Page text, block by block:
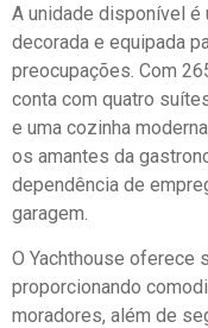
A unidade disponível é
decorada e equipada
preocupações. Com
conta com quatro
e uma cozinha
os amantes da
dependência de
garagem.
O Yachthouse oferece
proporcionando
moradores, além de